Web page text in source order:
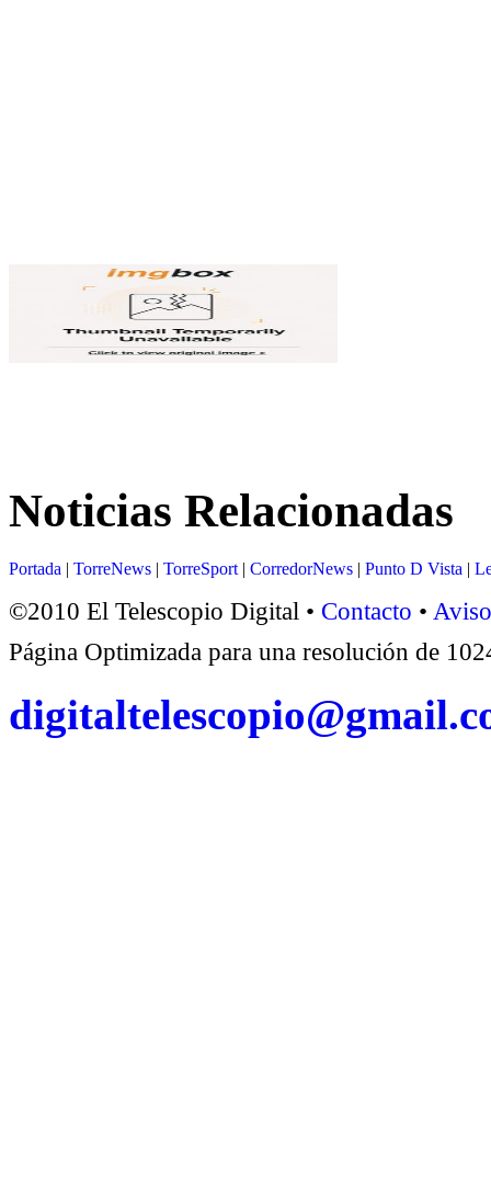
Noticias Relacionadas
Portada | TorreNews | TorreSport | CorredorNews | Punto D Vista |
©2010 El Telescopio Digital • Contacto •
Página Optimizada para una resolución de